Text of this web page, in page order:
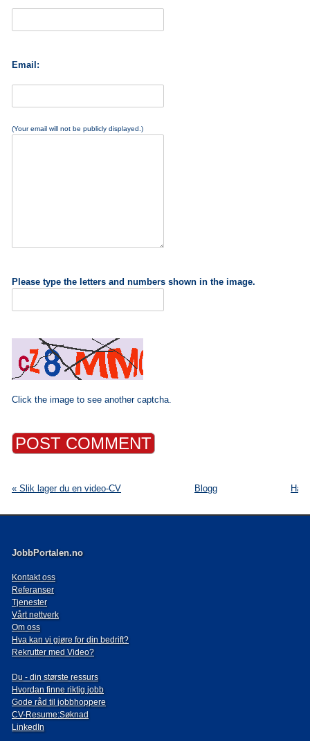
Email:
(Your email will not be publicly displayed.)
Please type the letters and numbers shown in the image.
Click the image to see another captcha.
« Slik lager du en video-CV Blogg Har
JobbPortalen.no
Kontakt oss
Referanser
Tjenester
Vårt nettverk
Om oss
Hva kan vi gjøre for din bedrift?
Rekrutter med Video?
Du - din største ressurs
Hvordan finne riktig jobb
Gode råd til jobbhoppere
CV-Resume:Søknad
LinkedIn